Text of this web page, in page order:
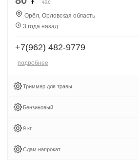
час
Орёл, Орловская область
3 года назад
+7(962) 482-9779
подробнее
Триммер для травы
Бензиновый
9 кг
Сдам напрокат